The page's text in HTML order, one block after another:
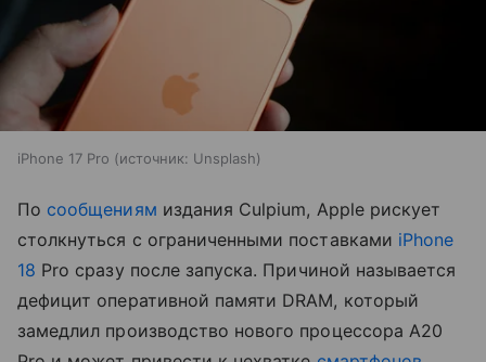
iPhone 17 Pro источник: Unsplash
По сообщениям издания Culpium, Apple рискует
столкнуться с ограниченными поставками iPhone
18 Pro сразу после запуска. Причиной называется
дефицит оперативной памяти DRAM, который
замедлил производство нового процессора A20